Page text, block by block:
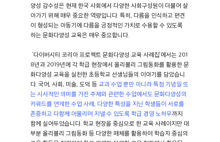
양성 감수성은 현재 한국 사회에서 다양한 사회구성원이 더불어 살
아가기 위해 매우 중요한 역량입니다. 특히, 다름을 인식하고 편견
이 형성되는 아동기에 다름을 긍정적인 가치로 수용할 수 있도록
하는 문화다양성 교육은 매우 중요합니다.
‘다이버시티 코리아 프로젝트 문화다양성 교육 사례집’에서는 201
8년과 2019년에 각 학급 현장에서 올리볼리 그림동화를 활용한 문
화다양성 교육을 실천한 초등학교 선생님들의 이야기를 담았습니
다. 국어, 사회, 미술, 도덕 등교과 수업 뿐만 아니라특정 기념일 또
는 시사적인 의미를 가진 주제와 관련한 수업에서도 문화다양성의
키워드를 연계한 수업 사례, 다양한 특성을 지닌 학생들이 서로를
존중하고 다함께 어울리며 지낼 수 있도록 학급 경영 노하우까지
함께 실어두었습니다. 학교 현장을 중심으로 한 교육 사례이지만 대
부분 올리볼리 그림동화 등 다양한 매체를 활용하여 학습자 중심의